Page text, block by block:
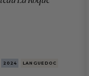
2024 LANGUEDOC